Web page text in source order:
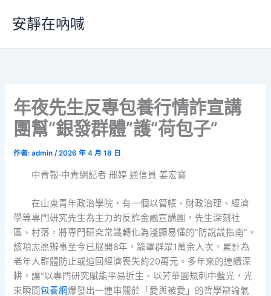
要
安靜在吶喊
年夜先生反專包養行情詐宣講
團幫“銀發群體”護“荷包子”
作者:admin/2026 年 4 月 18 日
中青報·中青網記者 邢婷 通信員 姜宏寶
在山東青年政治學院，有一個以管帳、財政治理、經濟
學等專門研究先生為主力的反詐金融宣講團，先生深刻社
區、村落，將專門研究常識轉化為淺顯易懂的“防說謊指南”。
該項志愿辦事至今已展開8年，籠罩群眾1萬余人次，累計為
老年人群體防止或追回經濟喪失約20萬元。多年來的連續深
耕，讓“以專門研究賦能平易近生、以芳華圓規刺中藍光，光
束瞬間包養網爆發出一連串關於「愛與被愛」的哲學辯論氣